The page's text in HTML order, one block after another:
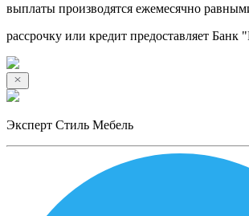
выплаты производятся ежемесячно
рассрочку или кредит предоставляет Банк
Эксперт Стиль Мебель